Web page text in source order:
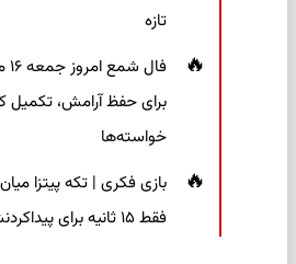
تازه
برای حفظ آرامش، تکمیل
خواسته‌ها
بازی فکری | تکه پیتزا
فقط ۱۵ ثانیه برای پیداکردنش وقت دارید